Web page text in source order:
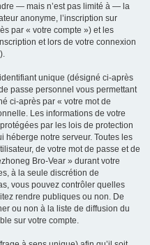
— mais n’est pas limité à — la
anonyme, l’inscription sur
par « votre compte ») et les
et lors de votre connexion
unique (désigné ci-après
passe personnel vous permettant
ci-après par « votre mot de
Les informations de votre
par les lois de protection
héberge notre serveur. Toutes les
de votre mot de passe et de
Bro-Vear » durant votre
à la seule discrétion de
vous pouvez contrôler quelles
rendre publiques ou non. De
ou non à la liste de diffusion du
sur votre compte.